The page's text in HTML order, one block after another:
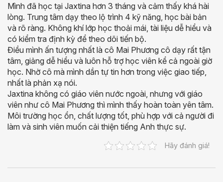
Mình đã học tại Jaxtina hơn 3 tháng và cảm thấy khá hài
lòng. Trung tâm dạy theo lộ trình 4 kỹ năng, học bài bản
và rõ ràng. Không khí lớp học thoải mái, tài liệu dễ hiểu và
có kiểm tra định kỳ để theo dõi tiến bộ.
Điều mình ấn tượng nhất là cô Mai Phương cô dạy rất tận
tâm, giảng dễ hiểu và luôn hỗ trợ học viên kể cả ngoài giờ
học. Nhờ cô mà mình dần tự tin hơn trong việc giao tiếp,
nhất là phản xạ nói.
Jaxtina không có giáo viên nước ngoài, nhưng với giáo
viên như cô Mai Phương thì mình thấy hoàn toàn yên tâm.
Môi trường học ổn, chất lượng tốt, phù hợp với cả người đi
làm và sinh viên muốn cải thiện tiếng Anh thực sự.
Hãy đánh giá!